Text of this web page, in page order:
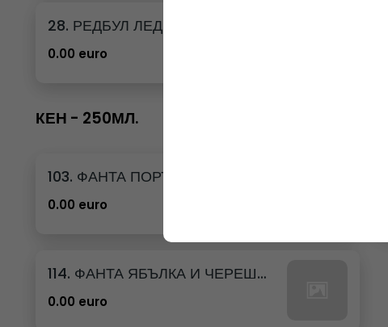
28. РЕДБУЛ ЛЕДЕНА ВАНИЛИЯ
0.00 euro
КЕН - 250МЛ.
0.00 euro
114. ФАНТА ЯБЪЛКА И ЧЕРЕША КЕН - 250МЛ.
0.00 euro